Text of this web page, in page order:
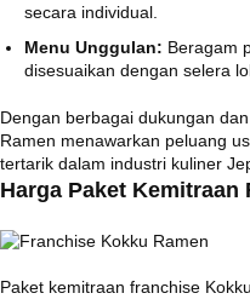
secara individual.
Menu Unggulan: Beragam
disesuaikan dengan selera
Dengan berbagai dukungan
Ramen menawarkan peluang
tertarik dalam industri kuliner
Harga Paket
Paket kemitraan franchise